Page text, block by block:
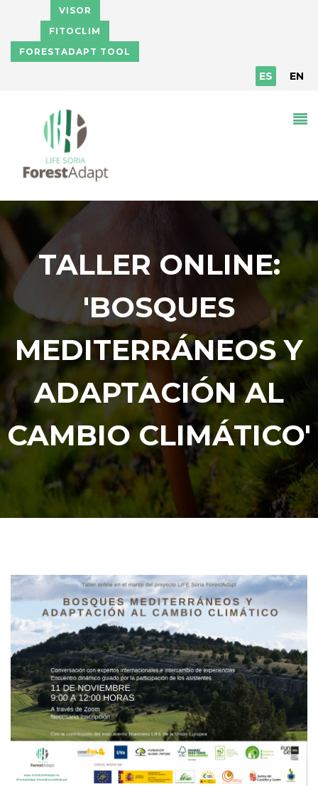
Pasar al contenido principal
VISOR
FITOCLIM
FORESTADAPT TOOL
ES EN
TALLER ONLINE:
'BOSQUES
MEDITERRÁNEOS Y
ADAPTACIÓN AL
CAMBIO CLIMÁTICO'